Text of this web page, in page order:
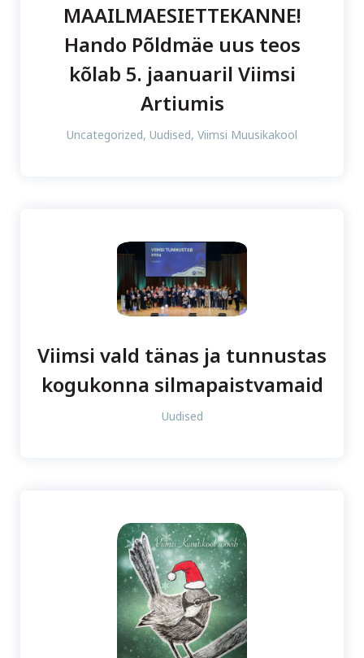
MAAILMAESIETTEKANNE!
Hando Põldmäe uus teos
kõlab 5. jaanuaril Viimsi
Artiumis
Uncategorized, Uudised, Viimsi Muusikakool
Viimsi vald tänas ja tunnustas
kogukonna silmapaistvamaid
Uudised